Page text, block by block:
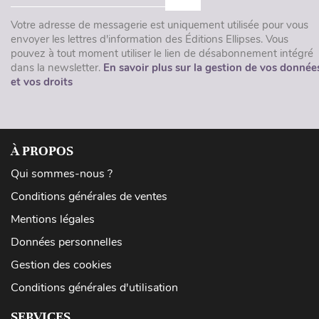
Votre adresse de messagerie est uniquement utilisée pour vous
envoyer les lettres d'information des Éditions Ellipses. Vous
pouvez à tout moment utiliser le lien de désabonnement intégré
dans la newsletter. En savoir plus sur la gestion de vos
et vos droits
À PROPOS
Qui sommes-nous ?
Conditions générales de ventes
Mentions légales
Données personnelles
Gestion des cookies
Conditions générales d'utilisation